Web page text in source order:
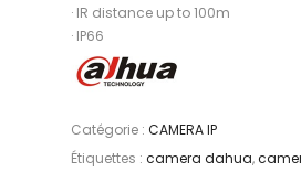
· IR distance up to 100m
· IP66
Catégorie : CAMERA IP
Étiquettes : camera dahua,